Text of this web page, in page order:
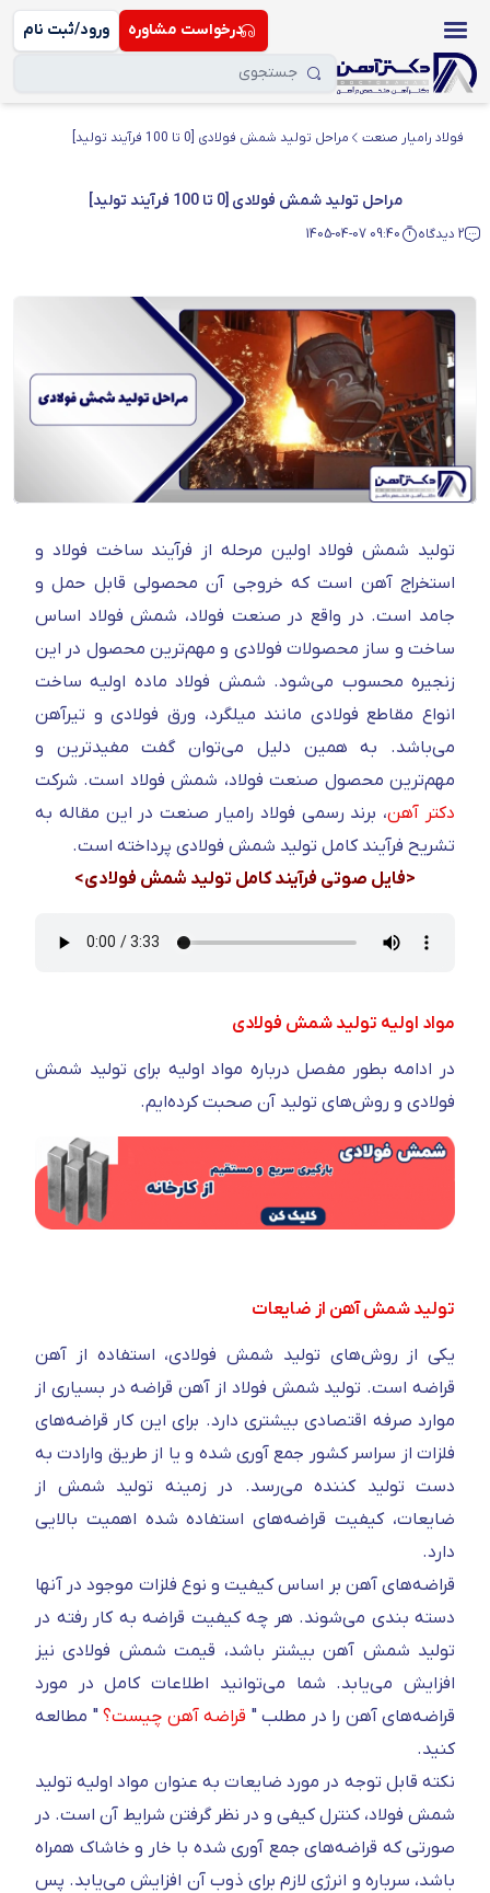
درخواست مشاوره ورود/ثبت نام
فولاد رامیار صنعت مراحل تولید شمش فولادی ️[0 تا 100 فرآیند تولید]
مراحل تولید شمش فولادی ️[0 تا 100 فرآیند تولید]
2 دیدگاه 1405-04-07 09:40
تولید شمش فولاد اولین مرحله از فرآیند ساخت فولاد و
استخراج آهن است که خروجی آن محصولی قابل حمل و
جامد است. در واقع در صنعت فولاد، شمش فولاد اساس
ساخت و ساز محصولات فولادی و مهم‌ترین محصول در این
زنجیره محسوب می‌شود. شمش فولاد ماده اولیه ساخت
انواع مقاطع فولادی مانند میلگرد، ورق فولادی و تیرآهن
می‌باشد. به همین دلیل می‌توان گفت مفیدترین و
مهم‌ترین محصول صنعت فولاد، شمش فولاد است. شرکت
دکتر آهن، برند رسمی فولاد رامیار صنعت در این مقاله به
تشریح فرآیند کامل تولید شمش فولادی پرداخته است.
<فایل صوتی فرآیند کامل تولید شمش فولادی>
مواد اولیه تولید شمش فولادی
در ادامه بطور مفصل درباره مواد اولیه برای تولید شمش
فولادی و روش‌های تولید آن صحبت کرده‌ایم.
تولید شمش آهن از ضایعات
یکی از روش‌های تولید شمش فولادی، استفاده از آهن
قراضه است. تولید شمش فولاد از آهن قراضه در بسیاری از
موارد صرفه اقتصادی بیشتری دارد. برای این کار قراضه‌های
فلزات از سراسر کشور جمع آوری شده و یا از طریق وارادت به
دست تولید کننده می‌رسد. در زمینه تولید شمش از
ضایعات، کیفیت قراضه‌های استفاده شده اهمیت بالایی
دارد.
قراضه‌های آهن بر اساس کیفیت و نوع فلزات موجود در آنها
دسته بندی می‌شوند. هر چه کیفیت قراضه به کار رفته در
تولید شمش آهن بیشتر باشد، قیمت شمش فولادی نیز
افزایش می‌یابد. شما می‌توانید اطلاعات کامل در مورد
قراضه‌های آهن را در مطلب " قراضه آهن چیست؟ " مطالعه
کنید.
نکته قابل توجه در مورد ضایعات به عنوان مواد اولیه تولید
شمش فولاد، کنترل کیفی و در نظر گرفتن شرایط آن است. در
صورتی که قراضه‌های جمع آوری شده با خار و خاشاک همراه
باشد، سرباره و انرژی لازم برای ذوب آن افزایش می‌یابد. پس